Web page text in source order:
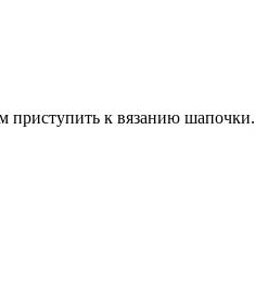
приступить к вязанию шапочки.